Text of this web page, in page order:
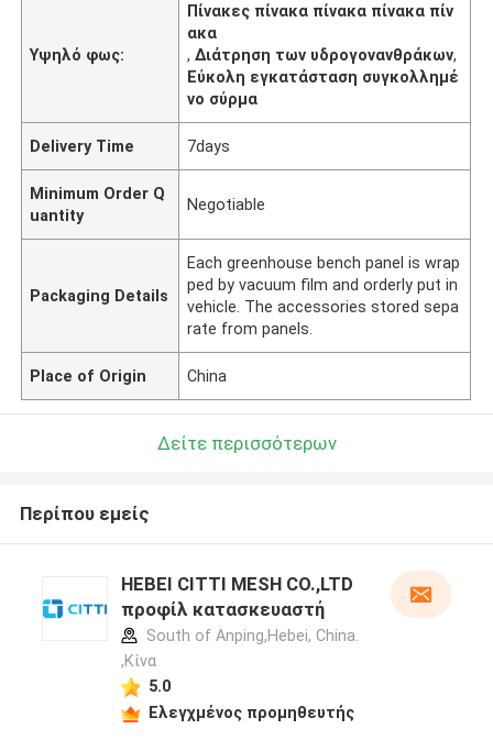
Υψηλό φως:
Πίνακες πίνακα πίνακα πίνακα πίν
ακα
,Διάτρηση των υδρογονανθράκων,
Εύκολη εγκατάσταση συγκολλημέ
νο σύρμα
Delivery Time 7days
Minimum Order Q
uantity
Negotiable
Packaging Details
Each greenhouse bench panel is wrap
ped by vacuum film and orderly put in
vehicle. The accessories stored sepa
rate from panels.
Place of Origin China
Δείτε περισσότερων
Περίπου εμείς
HEBEI CITTI MESH CO.,LTD
προφίλ κατασκευαστή
South of Anping,Hebei, China.
,Κίνα
5.0
Ελεγχμένος προμηθευτής